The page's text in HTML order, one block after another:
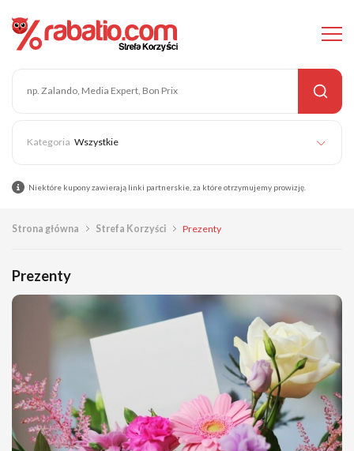
Wszystkie
Niektóre kupony zawierają linki partnerskie, za które otrzymujemy prowizję.
Strona główna Strefa Korzyści Prezenty
Prezenty